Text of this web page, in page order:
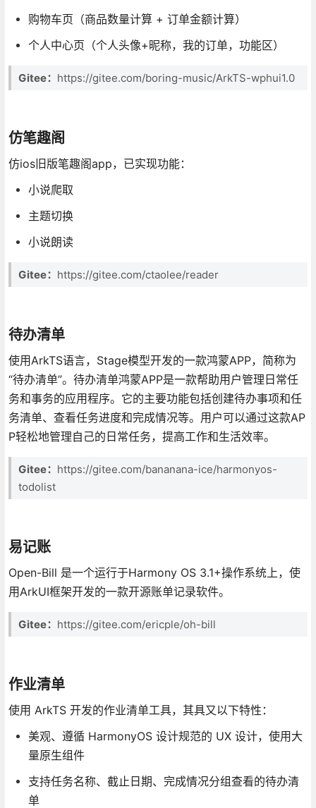
购物车页（商品数量计算 + 订单金额计算）
个人中心页（个人头像+昵称，我的订单，功能区）
Gitee： https://gitee.com/boring-music/ArkTS-wphui1.0
仿笔趣阁
仿ios旧版笔趣阁app，已实现功能：
小说爬取
主题切换
小说朗读
Gitee： https://gitee.com/ctaolee/reader
待办清单
使用ArkTS语言，Stage模型开发的一款鸿蒙APP，简称为
“待办清单”。待办清单鸿蒙APP是一款帮助用户管理日常任
务和事务的应用程序。它的主要功能包括创建待办事项和任
务清单、查看任务进度和完成情况等。用户可以通过这款AP
P轻松地管理自己的日常任务，提高工作和生活效率。
Gitee： https://gitee.com/bananana-ice/harmonyos-
todolist
易记账
Open-Bill 是一个运行于Harmony OS 3.1+操作系统上，使
用ArkUI框架开发的一款开源账单记录软件。
Gitee： https://gitee.com/ericple/oh-bill
作业清单
使用 ArkTS 开发的作业清单工具，其具又以下特性：
美观、遵循 HarmonyOS 设计规范的 UX 设计，使用大
量原生组件
支持任务名称、截止日期、完成情况分组查看的待办清
单